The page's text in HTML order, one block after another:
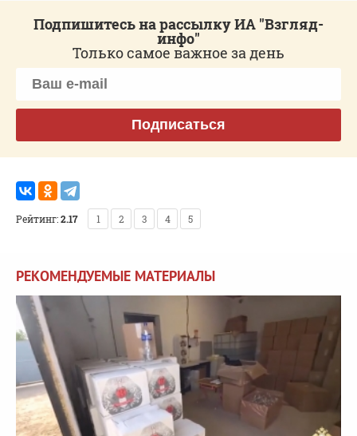
Подпишитесь на рассылку ИА "Взгляд-
инфо"
Только самое важное за день
Подписаться
Рейтинг:2.17 1 2 3 4 5
РЕКОМЕНДУЕМЫЕ МАТЕРИАЛЫ